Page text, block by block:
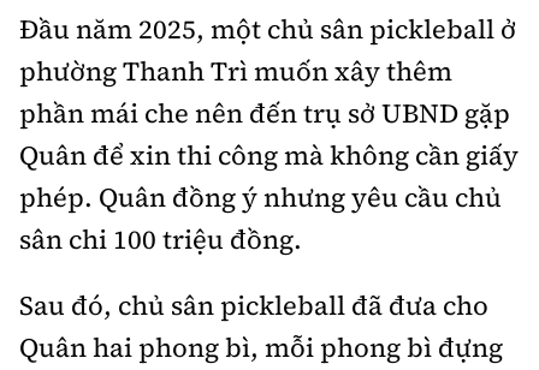
Đầu năm 2025, một chủ sân pickleball ở
phường Thanh Trì muốn xây thêm
phần mái che nên đến trụ sở UBND gặp
Quân để xin thi công mà không cần giấy
phép. Quân đồng ý nhưng yêu cầu chủ
sân chi 100 triệu đồng.
Sau đó, chủ sân pickleball đã đưa cho
Quân hai phong bì, mỗi phong bì đựng